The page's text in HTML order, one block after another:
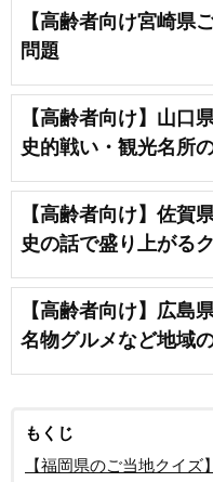
【高齢者向け宮崎県
問題
【高齢者向け】山口
史的戦い・観光名所
【高齢者向け】佐賀
史の話で盛り上がる
【高齢者向け】広島
名物グルメなど地域
もくじ
【福岡県のご当地クイズ